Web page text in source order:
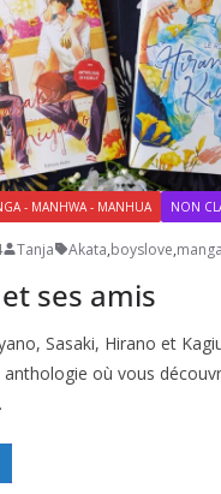
- MANHWA - MANHUA NON
Tanja Akata,boyslove,manga
ses amis
Sasaki, Hirano et
où vous